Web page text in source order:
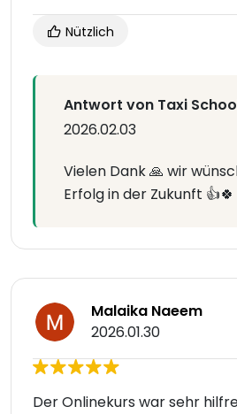
Nützlich
Antwort von Taxi
2026.02.03
Vielen Dank 🙏 wir
Erfolg in der Zukunft 👍🍀
Malaika Naeem
2026.01.30
Der Onlinekurs war sehr